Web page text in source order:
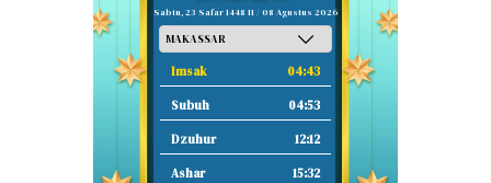
Sabtu, 23 Safar 1448 H / 08 Agustus 2026
Imsak 04:43
Subuh 04:53
Dzuhur 12:12
Ashar 15:32